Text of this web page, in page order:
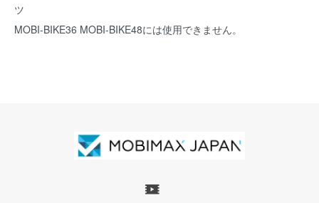
ツ
MOBI-BIKE36 MOBI-BIKE48には使用できません。